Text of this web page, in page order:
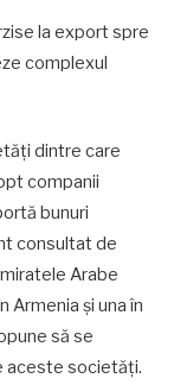
la export spre
complexul
dintre care
companii
bunuri
consultat de
Arabe
Armenia şi una în
să se
aceste societăţi.